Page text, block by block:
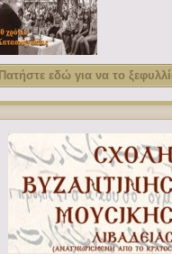
Πατήστε εδώ για να το